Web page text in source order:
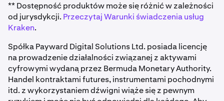
** Dostępność produktów może się różnić w zależności
od jurysdykcji. Przeczytaj Warunki świadczenia usług
Kraken.
Spółka Payward Digital Solutions Ltd. posiada licencję
na prowadzenie działalności związanej z aktywami
cyfrowymi wydaną przez Bermuda Monetary Authority.
Handel kontraktami futures, instrumentami pochodnymi
itd. z wykorzystaniem dźwigni wiąże się z pewnym